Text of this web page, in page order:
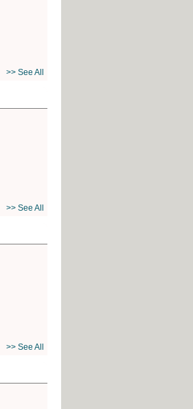
>> See All
>> See All
>> See All